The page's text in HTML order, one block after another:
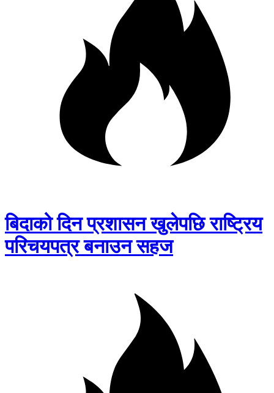
बिदाको दिन प्रशासन खुलेपछि राष्ट्रिय
परिचयपत्र बनाउन सहज